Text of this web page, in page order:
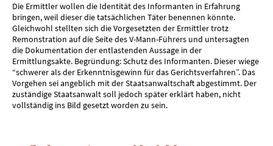
Die Ermittler wollen die Identität des Informanten in Erfahrung
bringen, weil dieser die tatsächlichen Täter benennen könnte.
Gleichwohl stellten sich die Vorgesetzten der Ermittler trotz
Remonstration auf die Seite des V-Mann-Führers und untersagten
die Dokumentation der entlastenden Aussage in der
Ermittlungsakte. Begründung: Schutz des Informanten. Dieser wiege
“schwerer als der Erkenntnisgewinn für das Gerichtsverfahren”. Das
Vorgehen sei angeblich mit der Staatsanwaltschaft abgestimmt. Der
zuständige Staatsanwalt soll jedoch später erklärt haben, nicht
vollständig ins Bild gesetzt worden zu sein.